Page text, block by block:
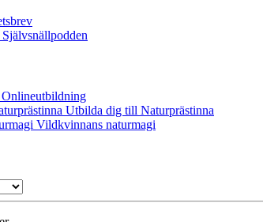
Självsnällpodden
Onlineutbildning
Utbilda dig till Naturprästinna
Vildkvinnans naturmagi